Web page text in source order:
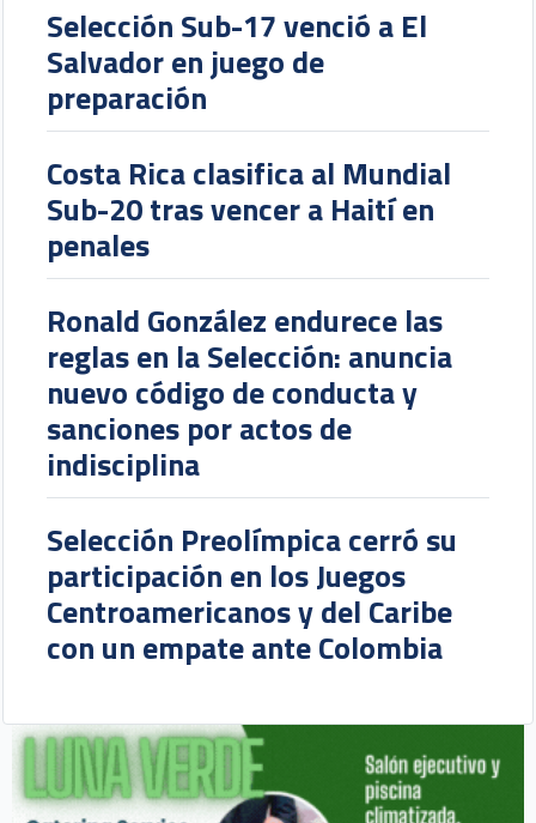
Selección Sub-17 venció a El
Salvador en juego de
preparación
Costa Rica clasifica al Mundial
Sub-20 tras vencer a Haití en
penales
Ronald González endurece las
reglas en la Selección: anuncia
nuevo código de conducta y
sanciones por actos de
indisciplina
Selección Preolímpica cerró su
participación en los Juegos
Centroamericanos y del Caribe
con un empate ante Colombia